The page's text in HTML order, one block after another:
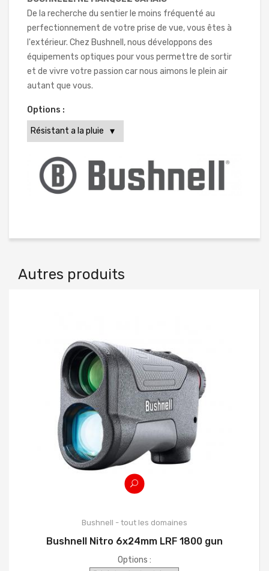
De la recherche du sentier le moins fréquenté au
perfectionnement de votre prise de vue, vous êtes à
l'extérieur. Chez Bushnell, nous développons des
équipements optiques pour vous permettre de sortir
et de vivre votre passion car nous aimons le plein air
autant que vous.
Options :
Autres produits
Bushnell - tout les domaines
Bushnell Nitro 6x24mm LRF 1800 gun
Options :